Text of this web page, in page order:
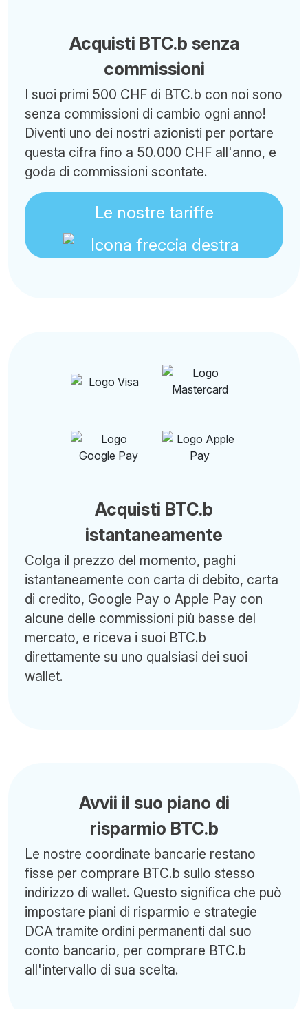
Acquisti BTC.b senza
commissioni
I suoi primi 500 CHF di BTC.b con noi sono
senza commissioni di cambio ogni anno!
Diventi uno dei nostri azionisti per portare
questa cifra fino a 50.000 CHF all'anno, e
goda di commissioni scontate.
Le nostre tariffe
Acquisti BTC.b
istantaneamente
Colga il prezzo del momento, paghi
istantaneamente con carta di debito, carta
di credito, Google Pay o Apple Pay con
alcune delle commissioni più basse del
mercato, e riceva i suoi BTC.b
direttamente su uno qualsiasi dei suoi
wallet.
Avvii il suo piano di
risparmio BTC.b
Le nostre coordinate bancarie restano
fisse per comprare BTC.b sullo stesso
indirizzo di wallet. Questo significa che può
impostare piani di risparmio e strategie
DCA tramite ordini permanenti dal suo
conto bancario, per comprare BTC.b
all'intervallo di sua scelta.